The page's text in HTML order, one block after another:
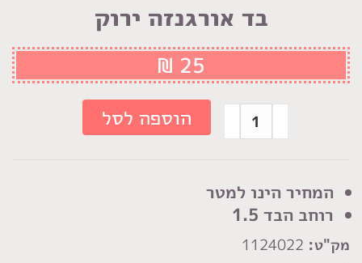
בד אורגנזה ירוק
המחיר הינו למטר
רוחב הבד 1.5
מק"ט:
₪ 25
כמות
של
אורגנזה
ירוק
הוספה לסל